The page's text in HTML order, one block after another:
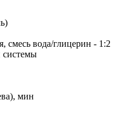
смесь вода/глицерин - 1:2
системы
мин